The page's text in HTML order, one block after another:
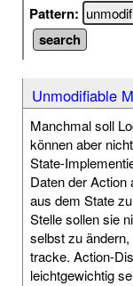
Pattern:
Unmodifiable
Manchmal soll
können aber
State-
Daten der Action
aus dem State
Stelle sollen sie
selbst zu
tracke. Action-
leichtgewichtig